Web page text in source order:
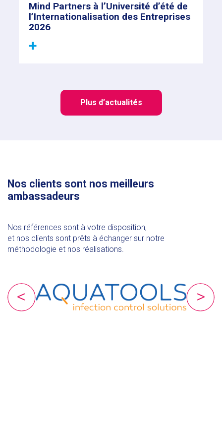
Mind Partners à l’Université d’été de
l’Internationalisation des Entreprises
2026
Plus d’actualités
Nos clients sont nos meilleurs
ambassadeurs
Nos références sont à votre disposition,
et nos clients sont prêts à échanger sur notre
méthodologie et nos réalisations.